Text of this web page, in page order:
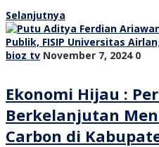
Selanjutnya
bioz tv November 7, 2024 0
Ekonomi Hijau :
Berkelanjutan
Carbon di